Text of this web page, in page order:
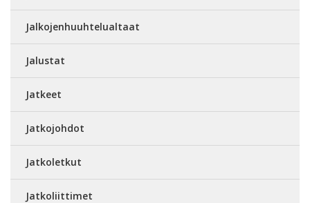
Jalkojenhuuhtelualtaat
Jalustat
Jatkeet
Jatkojohdot
Jatkoletkut
Jatkoliittimet